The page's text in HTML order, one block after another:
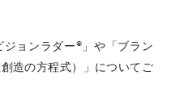
ョンラダー®︎」や「ブラン
造の方程式）」についてご